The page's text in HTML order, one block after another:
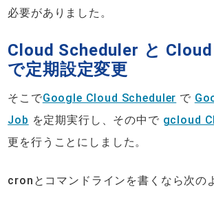
必要がありました。
Cloud Scheduler と
で定期設定変更
そこでGoogle Cloud Scheduler で
Job を定期実行し、その中で gcloud
更を行うことにしました。
cronとコマンドラインを書くなら次の